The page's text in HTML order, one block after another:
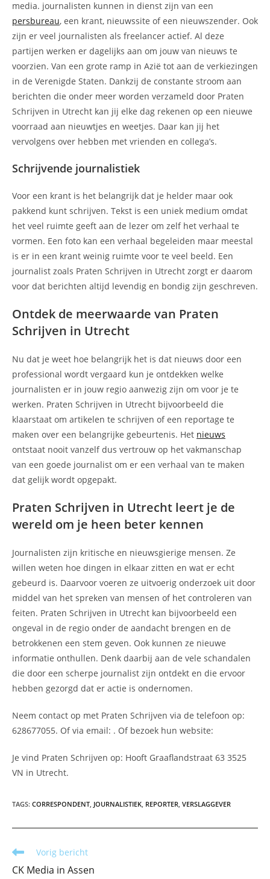
media. journalisten kunnen in dienst zijn van een
persbureau, een krant, nieuwssite of een nieuwszender. Ook
zijn er veel journalisten als freelancer actief. Al deze
partijen werken er dagelijks aan om jouw van nieuws te
voorzien. Van een grote ramp in Azië tot aan de verkiezingen
in de Verenigde Staten. Dankzij de constante stroom aan
berichten die onder meer worden verzameld door Praten
Schrijven in Utrecht kan jij elke dag rekenen op een nieuwe
voorraad aan nieuwtjes en weetjes. Daar kan jij het
vervolgens over hebben met vrienden en collega’s.
Schrijvende journalistiek
Voor een krant is het belangrijk dat je helder maar ook
pakkend kunt schrijven. Tekst is een uniek medium omdat
het veel ruimte geeft aan de lezer om zelf het verhaal te
vormen. Een foto kan een verhaal begeleiden maar meestal
is er in een krant weinig ruimte voor te veel beeld. Een
journalist zoals Praten Schrijven in Utrecht zorgt er daarom
voor dat berichten altijd levendig en bondig zijn geschreven.
Ontdek de meerwaarde van Praten
Schrijven in Utrecht
Nu dat je weet hoe belangrijk het is dat nieuws door een
professional wordt vergaard kun je ontdekken welke
journalisten er in jouw regio aanwezig zijn om voor je te
werken. Praten Schrijven in Utrecht bijvoorbeeld die
klaarstaat om artikelen te schrijven of een reportage te
maken over een belangrijke gebeurtenis. Het nieuws
ontstaat nooit vanzelf dus vertrouw op het vakmanschap
van een goede journalist om er een verhaal van te maken
dat gelijk wordt opgepakt.
Praten Schrijven in Utrecht leert je de
wereld om je heen beter kennen
Journalisten zijn kritische en nieuwsgierige mensen. Ze
willen weten hoe dingen in elkaar zitten en wat er echt
gebeurd is. Daarvoor voeren ze uitvoerig onderzoek uit door
middel van het spreken van mensen of het controleren van
feiten. Praten Schrijven in Utrecht kan bijvoorbeeld een
ongeval in de regio onder de aandacht brengen en de
betrokkenen een stem geven. Ook kunnen ze nieuwe
informatie onthullen. Denk daarbij aan de vele schandalen
die door een scherpe journalist zijn ontdekt en die ervoor
hebben gezorgd dat er actie is ondernomen.
Neem contact op met Praten Schrijven via de telefoon op:
628677055. Of via email: . Of bezoek hun website:
Je vind Praten Schrijven op: Hooft Graaflandstraat 63 3525
VN in Utrecht.
TAGS: CORRESPONDENT JOURNALISTIEK REPORTER VERSLAGGEVER
Lees
artikelen
Vorig bericht
CK Media in Assen